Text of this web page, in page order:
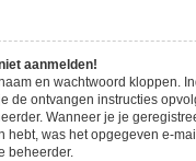
aanmelden!
en wachtwoord kloppen.
de ontvangen instructies
Wanneer je je
hebt, was het opgegeven e-
beheerder.